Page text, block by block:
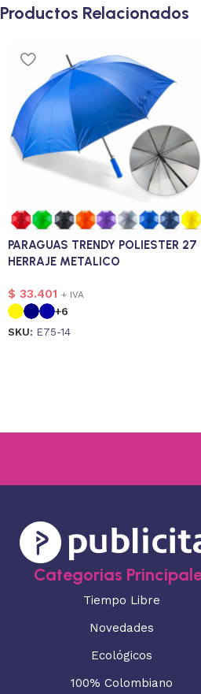
Productos Relacionados
PARAGUAS TRENDY POLIESTER 27
HERRAJE METALICO
$ 33.401 + IVA
+6
SKU: E75-14
Categorias
Tiempo Libre
Novedades
Ecológicos
100% Colombiano